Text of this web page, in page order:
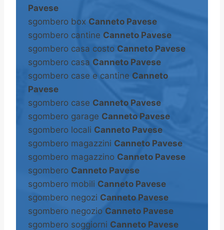
Pavese
sgombero box Canneto Pavese
sgombero cantine Canneto Pavese
sgombero casa costo Canneto Pavese
sgombero casa Canneto Pavese
sgombero case e cantine Canneto
Pavese
sgombero case Canneto Pavese
sgombero garage Canneto Pavese
sgombero locali Canneto Pavese
sgombero magazzini Canneto Pavese
sgombero magazzino Canneto Pavese
sgombero Canneto Pavese
sgombero mobili Canneto Pavese
sgombero negozi Canneto Pavese
sgombero negozio Canneto Pavese
sgombero soggiorni Canneto Pavese